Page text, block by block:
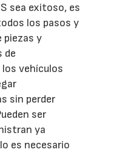
sea exitoso, es
los pasos y
piezas y
de
vehículos
sin perder
ser
ya
es necesario